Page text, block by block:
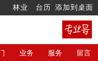
林业 台历 添加到桌面
业务 服务 留言